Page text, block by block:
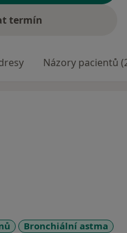
termín
Názory pacientů
Bronchiální astma